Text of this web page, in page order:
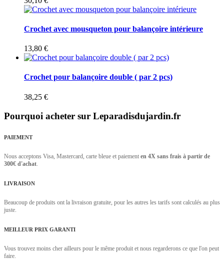
Crochet avec mousqueton pour balançoire intérieure
13,80 €
Crochet pour balançoire double ( par 2 pcs)
38,25 €
Pourquoi acheter sur Leparadisdujardin.fr
PAIEMENT
Nous acceptons Visa, Mastercard, carte bleue et paiement en 4X sans frais à partir de
300€ d'achat.
LIVRAISON
Beaucoup de produits ont la livraison gratuite, pour les autres les tarifs sont calculés au plus
juste.
MEILLEUR PRIX GARANTI
Vous trouvez moins cher ailleurs pour le même produit et nous regarderons ce que l'on peut
faire.